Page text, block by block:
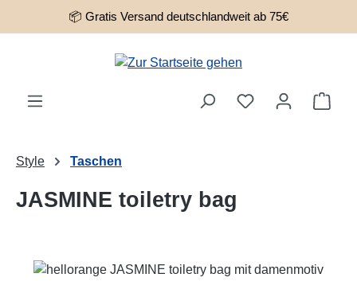
Zum Hauptinhalt springen
📦 Gratis Versand deutschlandweit ab 75€
Style Taschen
JASMINE toiletry bag
Bildergalerie überspringen